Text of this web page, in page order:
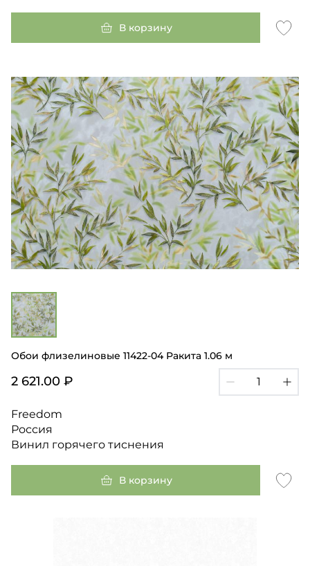
В корзину
Обои флизелиновые 11422-04 Ракита 1.06 м
2 621.00 ₽
Freedom
Россия
Винил горячего тиснения
В корзину